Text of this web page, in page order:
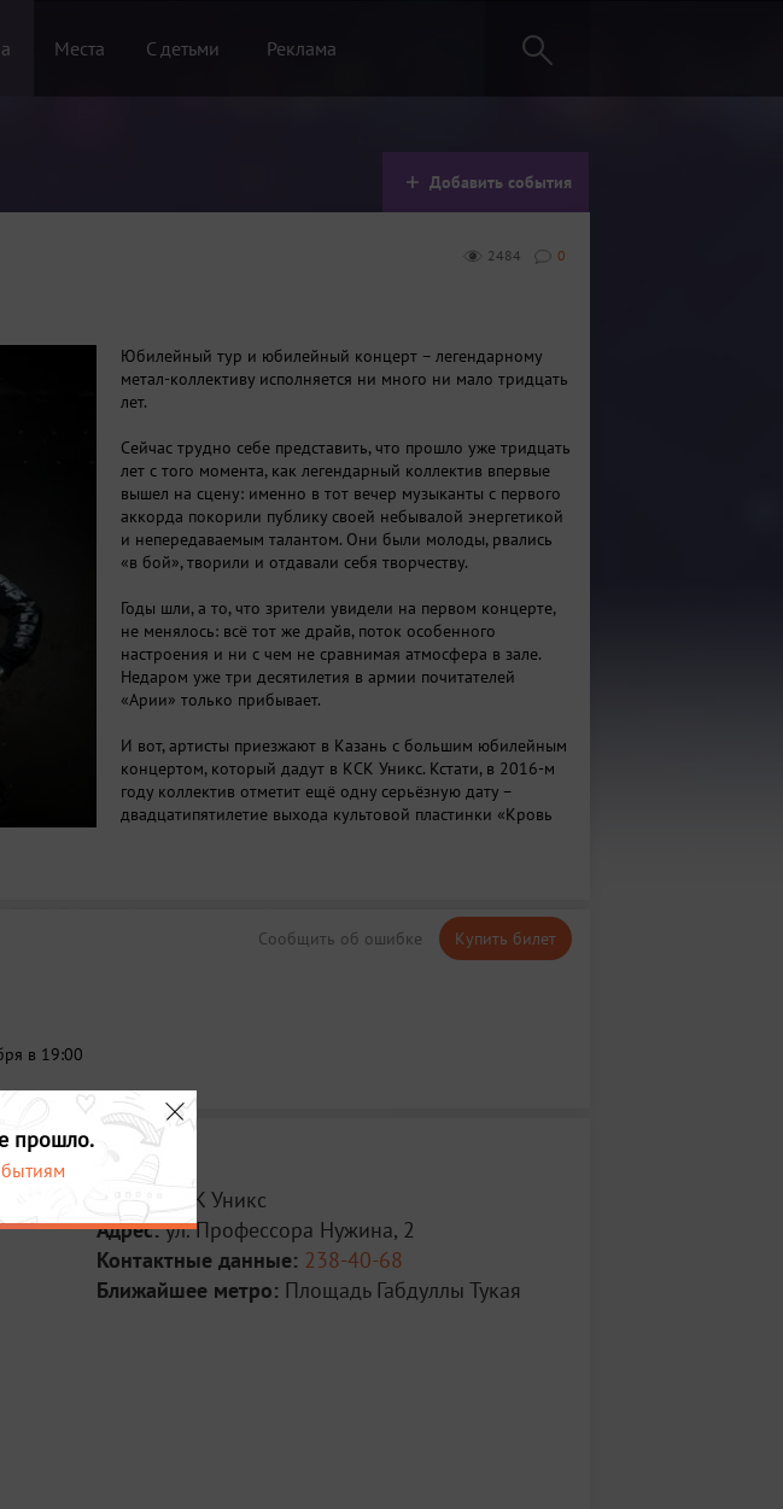
Места С детьми Реклама
Добавить события
0
2484
Юбилейный тур и юбилейный концерт – легендарному
метал-коллективу исполняется ни много ни мало тридцать
лет.
Сейчас трудно себе представить, что прошло уже тридцать
лет с того момента, как легендарный коллектив впервые
вышел на сцену: именно в тот вечер музыканты с первого
аккорда покорили публику своей небывалой энергетикой
и непередаваемым талантом. Они были молоды, рвались
«в бой», творили и отдавали себя творчеству.
Годы шли, а то, что зрители увидели на первом концерте,
не менялось: всё тот же драйв, поток особенного
настроения и ни с чем не сравнимая атмосфера в зале.
Недаром уже три десятилетия в армии почитателей
«Арии» только прибывает.
И вот, артисты приезжают в Казань с большим юбилейным
концертом, который дадут в КСК Уникс. Кстати, в 2016-м
году коллектив отметит ещё одну серьёзную дату –
двадцатипятилетие выхода культовой пластинки «Кровь
Сообщить об ошибке Купить билет
в 19:00
Место:
КСК Уникс
Адрес:ул. Профессора Нужина, 2
Контактные данные: 238-40-68
Ближайшее метро: Площадь Габдуллы Тукая
прошло.